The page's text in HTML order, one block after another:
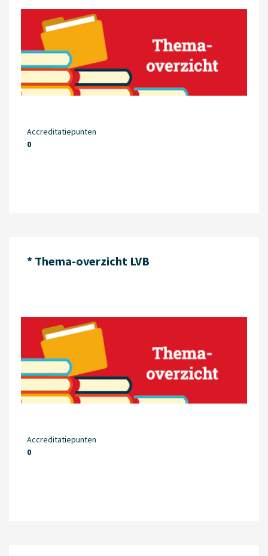
Accreditatiepunten
0
* Thema-overzicht LVB
Accreditatiepunten
0